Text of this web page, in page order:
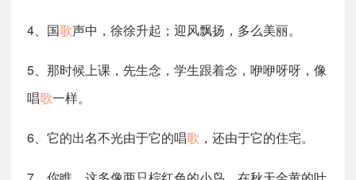
4、国歌声中，徐徐升起；迎风飘扬，多么美丽。
5、那时候上课，先生念，学生跟着念，咿咿呀呀，像
唱歌一样。
6、它的出名不光由于它的唱歌 ，还由于它的住宅。